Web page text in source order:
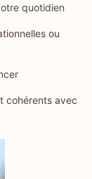
quotidien
ou
cohérents avec